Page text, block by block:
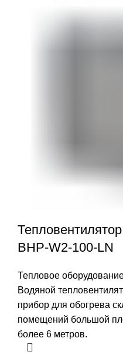
BHP-W2-100-LN
Тепловое
Водяной
прибор для обогрева
помещений большой
более 6 метров.